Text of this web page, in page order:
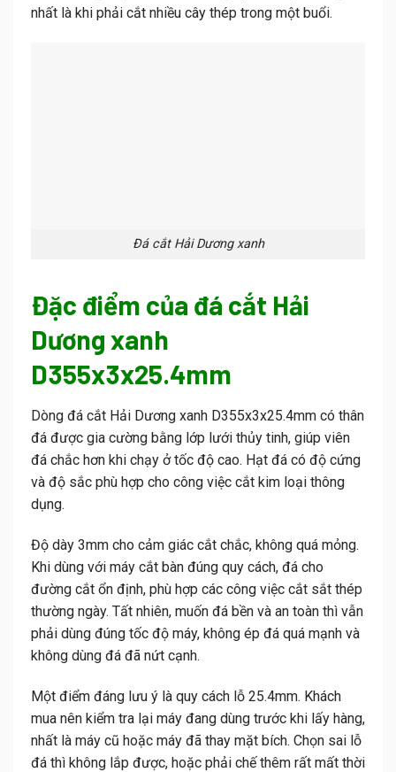
nhất là khi phải cắt nhiều cây thép trong một buổi.
Đá cắt Hải Dương xanh
Đặc điểm của đá cắt Hải
Dương xanh
D355x3x25.4mm
Dòng đá cắt Hải Dương xanh D355x3x25.4mm có thân
đá được gia cường bằng lớp lưới thủy tinh, giúp viên
đá chắc hơn khi chạy ở tốc độ cao. Hạt đá có độ cứng
và độ sắc phù hợp cho công việc cắt kim loại thông
dụng.
Độ dày 3mm cho cảm giác cắt chắc, không quá mỏng.
Khi dùng với máy cắt bàn đúng quy cách, đá cho
đường cắt ổn định, phù hợp các công việc cắt sắt thép
thường ngày. Tất nhiên, muốn đá bền và an toàn thì vẫn
phải dùng đúng tốc độ máy, không ép đá quá mạnh và
không dùng đá đã nứt cạnh.
Một điểm đáng lưu ý là quy cách lỗ 25.4mm. Khách
mua nên kiểm tra lại máy đang dùng trước khi lấy hàng,
nhất là máy cũ hoặc máy đã thay mặt bích. Chọn sai lỗ
đá thì không lắp được, hoặc phải chế thêm rất mất thời